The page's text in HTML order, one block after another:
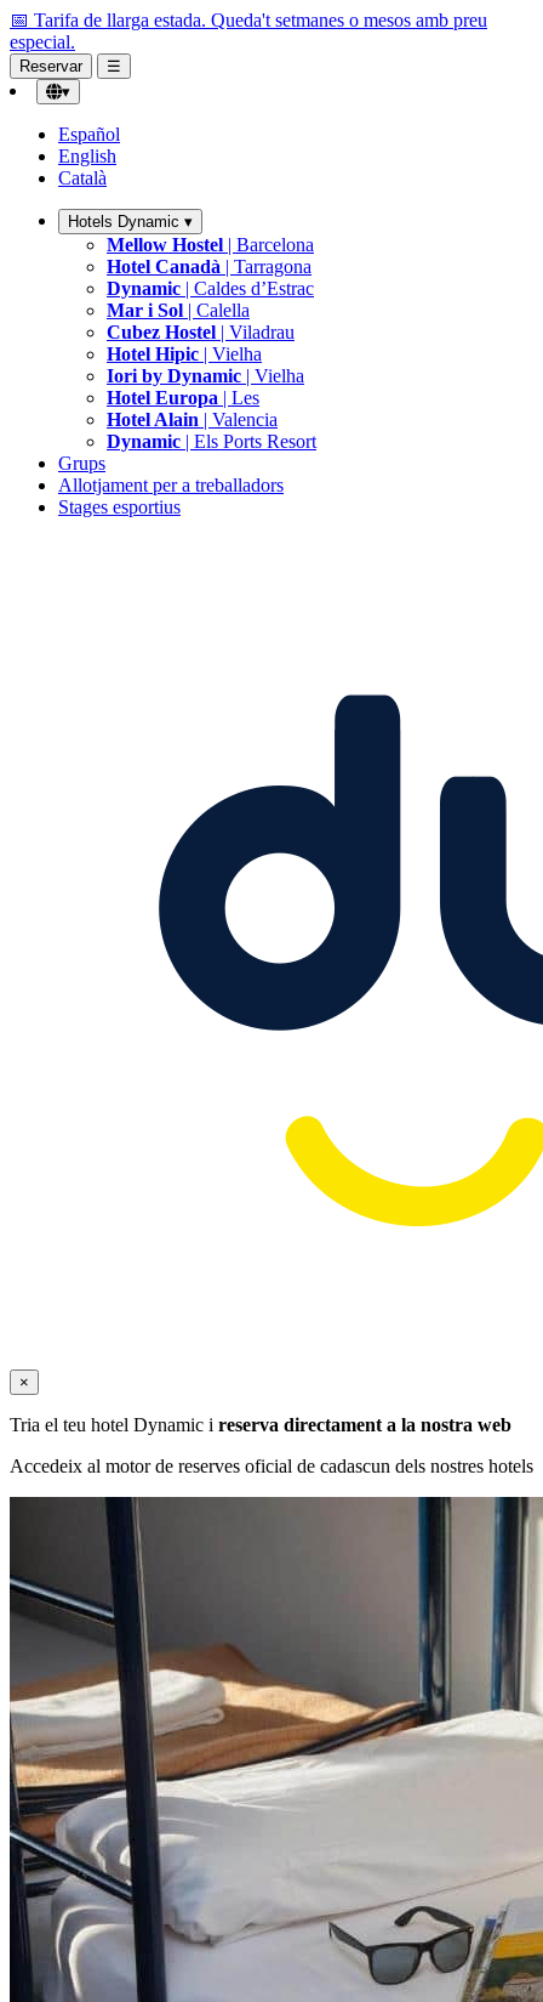
📅 Tarifa de llarga estada. Queda't setmanes o mesos amb preu
especial.
Reservar
☰
▾
Español
English
Català
Hotels Dynamic ▾
Mellow Hostel | Barcelona
Hotel Canadà | Tarragona
Dynamic | Caldes d’Estrac
Mar i Sol | Calella
Cubez Hostel | Viladrau
Hotel Hipic | Vielha
Iori by Dynamic | Vielha
Hotel Europa | Les
Hotel Alain | Valencia
Dynamic | Els Ports Resort
Grups
Allotjament per a treballadors
Stages esportius
×
Tria el teu hotel Dynamic i reserva directament a la nostra web
Accedeix al motor de reserves oficial de cadascun dels nostres hotels